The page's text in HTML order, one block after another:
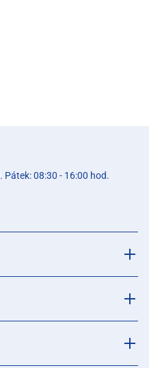
Pátek: 08:30 - 16:00 hod.